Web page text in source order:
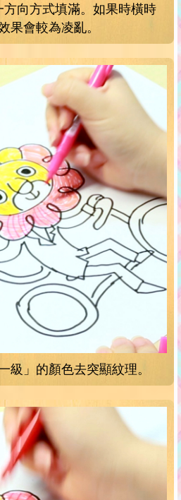
向方式填滿。如果時橫時
果會較為凌亂。
級」的顏色去突顯紋理。